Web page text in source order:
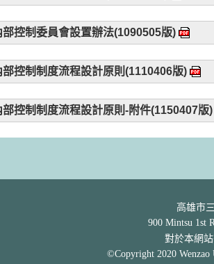
控制委員會設置辦法(1090505版)
控制制度流程設計原則(1110406版)
控制制度流程設計原則-附件(1150407版)
高雄市
900 Mintsu 1st
對於本網
©Copyright 2020